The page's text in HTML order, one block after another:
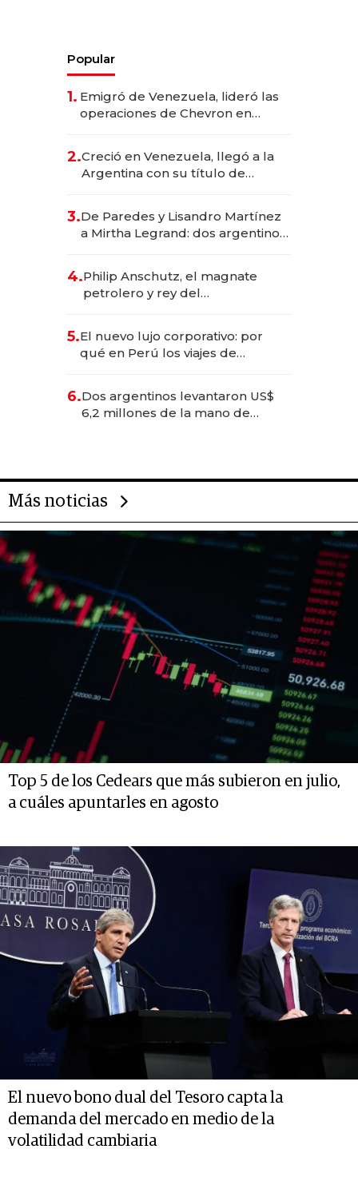
Popular
1. Emigró de Venezuela, lideró las
operaciones de Chevron en
2.Creció en Venezuela, llegó a la
Argentina con su título de
las marcas "fast premium"
3.De Paredes y Lisandro Martínez
a Mirtha Legrand: dos argentinos
4.Philip Anschutz, el magnate
petrolero y rey del
Fénix
5.El nuevo lujo corporativo: por
qué en Perú los viajes de
para convertirse en experiencias
transformadoras
6.Dos argentinos levantaron US$
6,2 millones de la mano de
Más noticias
Top 5 de los Cedears que más subieron en julio,
a cuáles apuntarles en agosto
El nuevo bono dual del Tesoro capta la
demanda del mercado en medio de la
volatilidad cambiaria